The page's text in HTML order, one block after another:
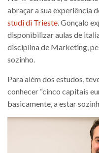
abraçar a sua experiência
studi di Trieste. Gonçalo
disponibilizar aulas de
disciplina de Marketing,
sozinho.
Para além dos estudos,
conhecer “cinco capitais
basicamente, a estar